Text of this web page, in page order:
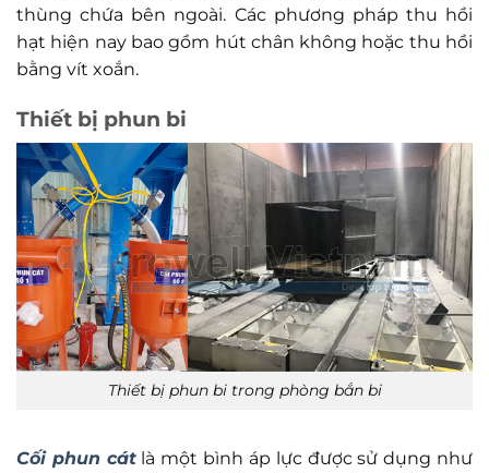
thùng chứa bên ngoài. Các phương pháp thu hồi
hạt hiện nay bao gồm hút chân không hoặc thu hồi
bằng vít xoắn.
Thiết bị phun bi
Thiết bị phun bi trong phòng bắn bi
Cối phun cátlà một bình áp lực được sử dụng như